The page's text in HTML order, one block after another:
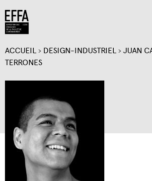
VOUS
ICI
ACCUEIL › DESIGN-INDUSTRIEL ›JUAN
TERRONES